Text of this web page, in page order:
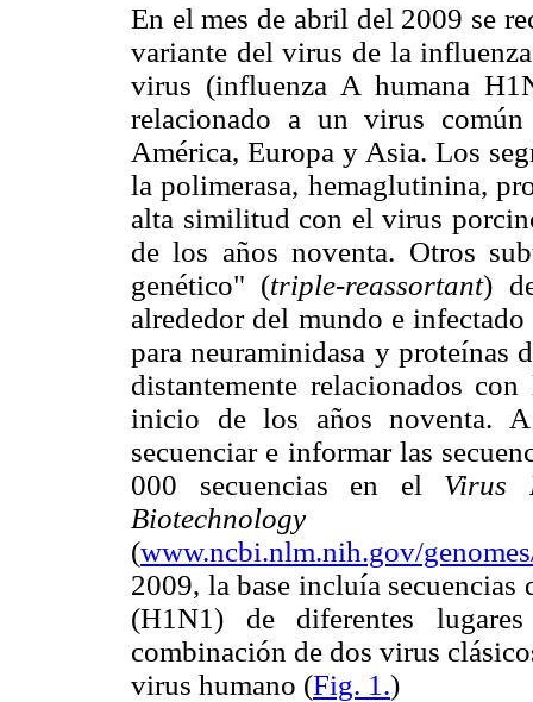
En el mes de abril del 2009 se
variante del virus de la
virus (influenza A humana
relacionado a un virus
América, Europa y Asia. Los
la polimerasa, hemaglutinina,
alta similitud con el virus
de los años noventa. Otros
genético" (triple-reassortant)
alrededor del mundo e
para neuraminidasa y proteínas
distantemente relacionados
inicio de los años noventa.
secuenciar e informar las
000 secuencias en el Virus
Biotechnology
(www.ncbi.nlm.nih.gov/
2009, la base incluía
(H1N1) de diferentes
combinación de dos virus
virus humano (Fig. 1.)